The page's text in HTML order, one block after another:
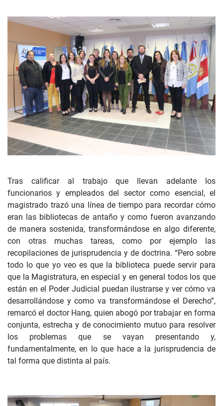
Tras calificar al trabajo que llevan adelante los
funcionarios y empleados del sector como esencial, el
magistrado trazó una línea de tiempo para recordar cómo
eran las bibliotecas de antaño y como fueron avanzando
de manera sostenida, transformándose en algo diferente,
con otras muchas tareas, como por ejemplo las
recopilaciones de jurisprudencia y de doctrina. “Pero sobre
todo lo que yo veo es que la biblioteca puede servir para
que la Magistratura, en especial y en general todos los que
están en el Poder Judicial puedan ilustrarse y ver cómo va
desarrollándose y como va transformándose el Derecho”,
remarcó el doctor Hang, quien abogó por trabajar en forma
conjunta, estrecha y de conocimiento mutuo para resolver
los problemas que se vayan presentando y,
fundamentalmente, en lo que hace a la jurisprudencia de
tal forma que distinta al país.